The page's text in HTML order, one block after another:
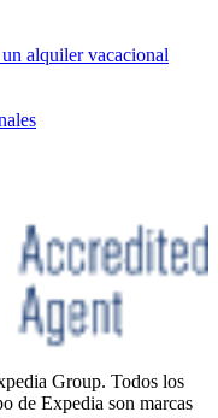
alquiler vacacional
Group. Todos los
de Expedia son marcas